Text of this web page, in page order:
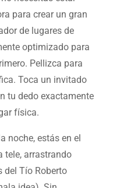
para crear un gran
de lugares de
optimizado para
Pellizca para
Toca un invitado
tu dedo exactamente
física.
noche, estás en el
tele, arrastrando
del Tío Roberto